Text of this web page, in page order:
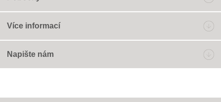
Více informací
Napište nám